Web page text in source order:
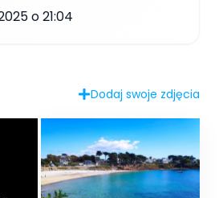
o 21:04
Dodaj swoje zdjęcia